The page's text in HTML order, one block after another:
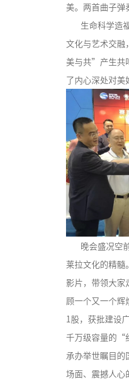
美。两首曲子弹
生命科学造福
文化与艺术交
美与共”产生共
了内心深处对美
晚会盛况空前
莱拉文化的精
影片，带领大家
顾一个又一个辉
1股，获批建设
千万级容量的“
承办举世瞩目
场面、震撼人心